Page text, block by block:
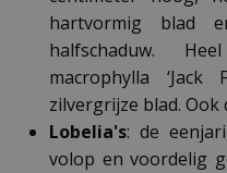
hartvormig
halfschaduw.
macrophylla
zilvergrijze blad. Ook
Lobelia's: de
volop en voordelig